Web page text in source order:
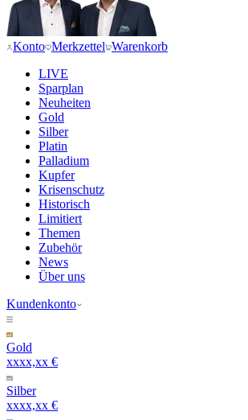
Konto Merkzettel Warenkorb
LIVE
Sparplan
Neuheiten
Gold
Silber
Platin
Palladium
Kupfer
Krisenschutz
Historisch
Limitiert
Themen
Zubehör
News
Über uns
Kundenkonto
Gold
xxxx,xx €
Silber
xxxx,xx €